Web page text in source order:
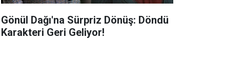
Gönül Dağı'na Sürpriz Dönüş: Döndü
Karakteri Geri Geliyor!